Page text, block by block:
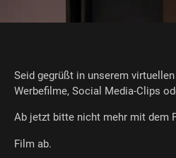
Seid gegrüßt in unserem
Werbefilme, Social Media-Clips
Ab jetzt bitte nicht mehr mit dem
Film ab.